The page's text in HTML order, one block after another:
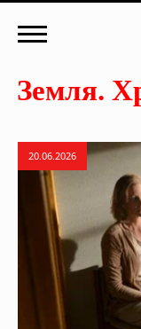
20.06.2026